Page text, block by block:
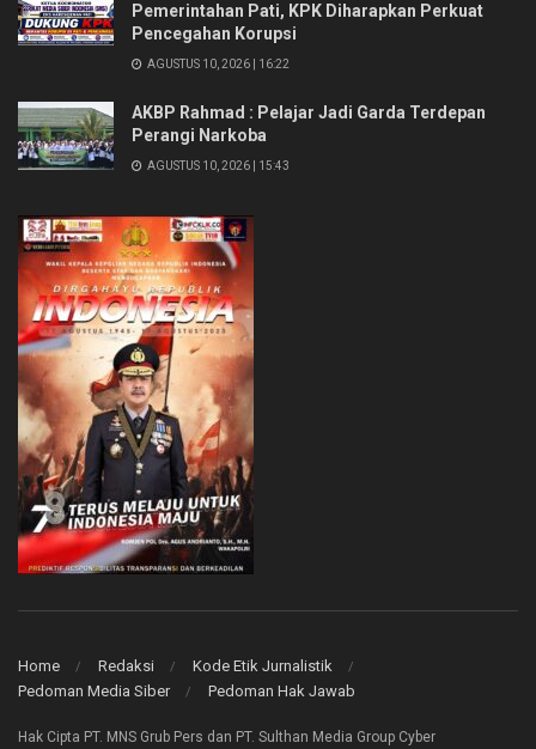
Pemerintahan Pati, KPK Diharapkan Perkuat
Pencegahan Korupsi
AGUSTUS 10, 2026 | 16:22
AKBP Rahmad : Pelajar Jadi Garda Terdepan
Perangi Narkoba
AGUSTUS 10, 2026 | 15:43
Home Redaksi
Kode Etik Jurnalistik
Pedoman Media Siber
Pedoman Hak Jawab
Hak Cipta PT. MNS Grub Pers dan PT. Sulthan Media Group Cyber